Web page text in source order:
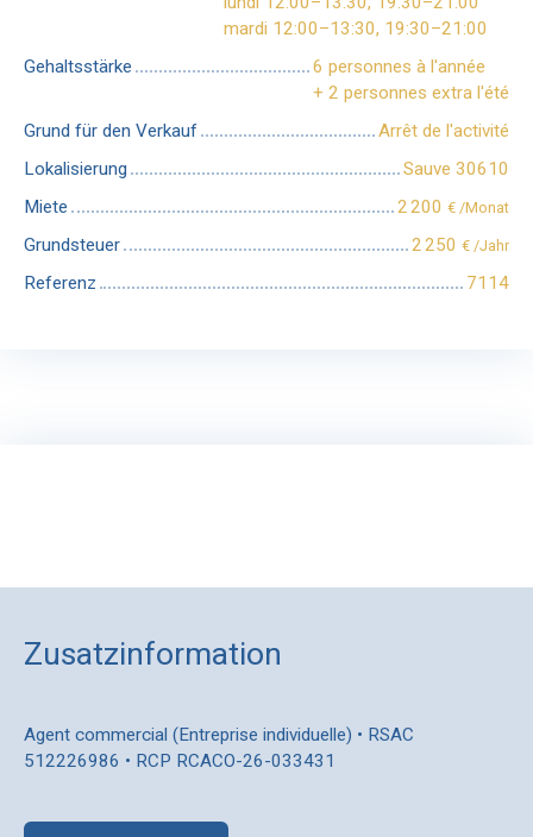
mardi 12:00–13:30, 19:30–21:00
Gehaltsstärke
6 personnes à l'année
+ 2 personnes extra l'été
Grund für den Verkauf
Arrêt de l'activité
Lokalisierung
Sauve 30610
Miete
2 200 € /Monat
Grundsteuer 2 250 € /Jahr
Referenz 7114
Zusatzinformation
Agent commercial (Entreprise individuelle) • RSAC
512226986 • RCP RCACO-26-033431